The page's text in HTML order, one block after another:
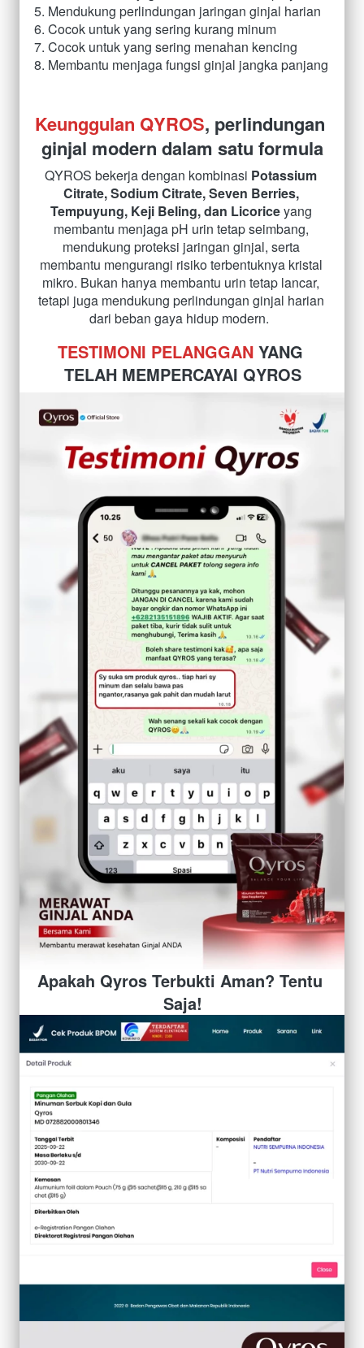
Mendukung perlindungan jaringan ginjal harian
Cocok untuk yang sering kurang minum
Cocok untuk yang sering menahan kencing
Membantu menjaga fungsi ginjal jangka panjang
Keunggulan QYROS, perlindungan
ginjal modern dalam satu formula
QYROS bekerja dengan kombinasi Potassium
Citrate, Sodium Citrate, Seven Berries,
Tempuyung, Keji Beling, dan Licorice yang
membantu menjaga pH urin tetap seimbang,
mendukung proteksi jaringan ginjal, serta
membantu mengurangi risiko terbentuknya kristal
mikro. Bukan hanya membantu urin tetap lancar,
tetapi juga mendukung perlindungan ginjal harian
dari beban gaya hidup modern.
TESTIMONI PELANGGAN YANG
TELAH MEMPERCAYAI QYROS
Apakah Qyros Terbukti Aman? Tentu
Saja!